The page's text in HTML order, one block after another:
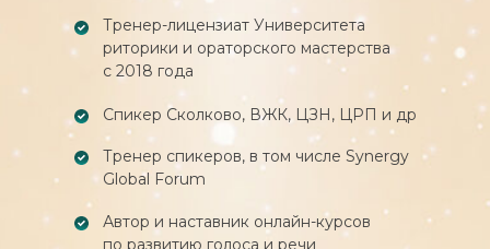
Тренер-лицензиат Университета
риторики и ораторского мастерства
с 2018 года
Спикер Сколково, ВЖК, ЦЗН, ЦРП и др
Тренер спикеров, в том числе Synergy
Global Forum
Автор и наставник онлайн-курсов
по развитию голоса и речи